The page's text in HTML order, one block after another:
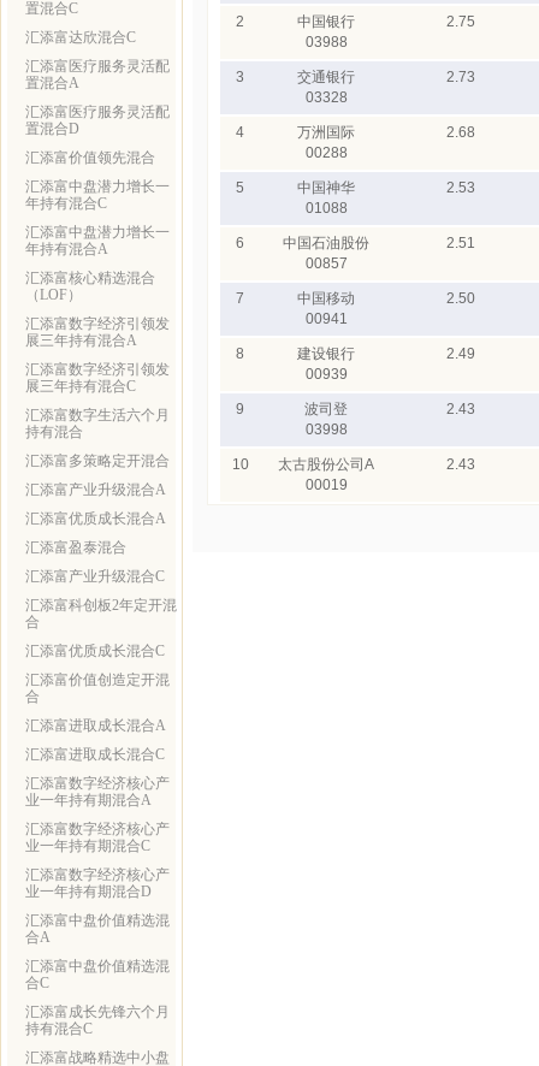
置混合C
汇添富达欣混合C
汇添富医疗服务灵活配
置混合A
汇添富医疗服务灵活配
置混合D
汇添富价值领先混合
汇添富中盘潜力增长一
年持有混合C
汇添富中盘潜力增长一
年持有混合A
汇添富核心精选混合
（LOF）
汇添富数字经济引领发
展三年持有混合A
汇添富数字经济引领发
展三年持有混合C
汇添富数字生活六个月
持有混合
汇添富多策略定开混合
汇添富产业升级混合A
汇添富优质成长混合A
汇添富盈泰混合
汇添富产业升级混合C
汇添富科创板2年定开混
合
汇添富优质成长混合C
汇添富价值创造定开混
合
汇添富进取成长混合A
汇添富进取成长混合C
汇添富数字经济核心产
业一年持有期混合A
汇添富数字经济核心产
业一年持有期混合C
汇添富数字经济核心产
业一年持有期混合D
汇添富中盘价值精选混
合A
汇添富中盘价值精选混
合C
汇添富成长先锋六个月
持有混合C
汇添富战略精选中小盘
2
中国银行
03988
2.75
3
交通银行
03328
2.73
4
万洲国际
00288
2.68
5
中国神华
01088
2.53
6
中国石油股份
00857
2.51
7
中国移动
00941
2.50
8
建设银行
00939
2.49
9
波司登
03998
2.43
10
太古股份公司A
00019
2.43